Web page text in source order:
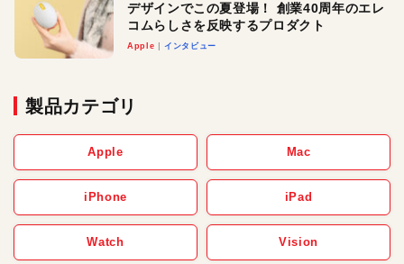
デザインでこの夏登場！ 創業40周年のエレ
コムらしさを反映するプロダクト
Apple インタビュー
製品カテゴリ
Apple Mac
iPhone iPad
Watch Vision